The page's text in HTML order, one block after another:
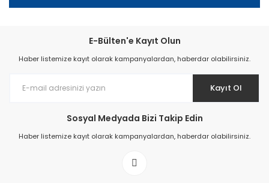
E-Bülten'e Kayıt Olun
Haber listemize kayıt olarak kampanyalardan, haberdar olabilirsiniz.
Kayıt Ol
Sosyal Medyada Bizi Takip Edin
Haber listemize kayıt olarak kampanyalardan, haberdar olabilirsiniz.